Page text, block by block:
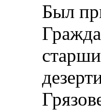
Был